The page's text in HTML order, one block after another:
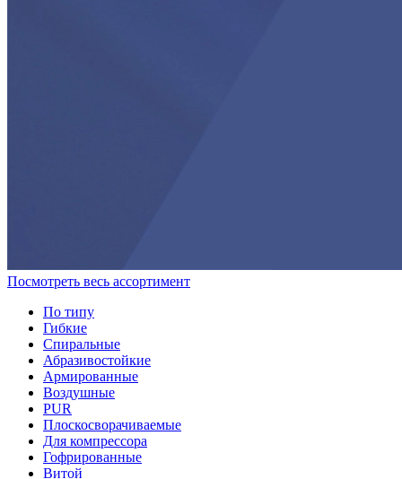
Посмотреть весь ассортимент
По типу
Гибкие
Спиральные
Абразивостойкие
Армированные
Воздушные
PUR
Плоскосворачиваемые
Для компрессора
Гофрированные
Витой